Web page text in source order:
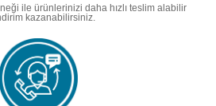
ile ürünlerinizi daha hızlı teslim alabilir
kazanabilirsiniz.